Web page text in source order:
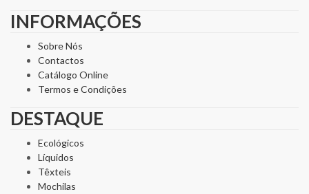
INFORMAÇÕES
Sobre Nós
Contactos
Catálogo Online
Termos e Condições
DESTAQUE
Ecológicos
Líquidos
Têxteis
Mochilas